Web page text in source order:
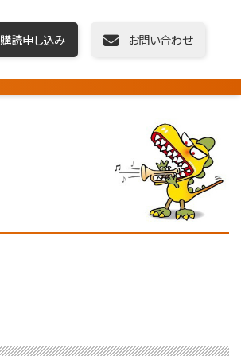
購読申し込み お問い合わせ